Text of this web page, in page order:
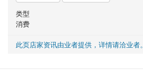
类型
消费
此页店家资讯由业者提供，详情请洽业者。